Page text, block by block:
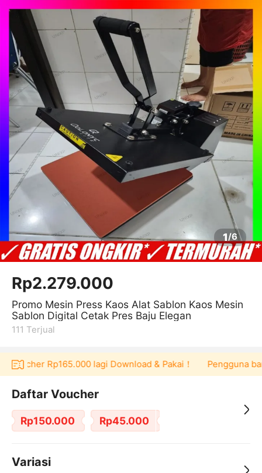
1/6
Rp2.279.000
Promo Mesin Press Kaos Alat Sablon Kaos Mesin
Sablon Digital Cetak Pres Baju Elegan
111 Terjual
Rp165.000 lagi Download & Pakai！ Pengguna
Daftar Voucher
Rp150.000 Rp45.000
Variasi